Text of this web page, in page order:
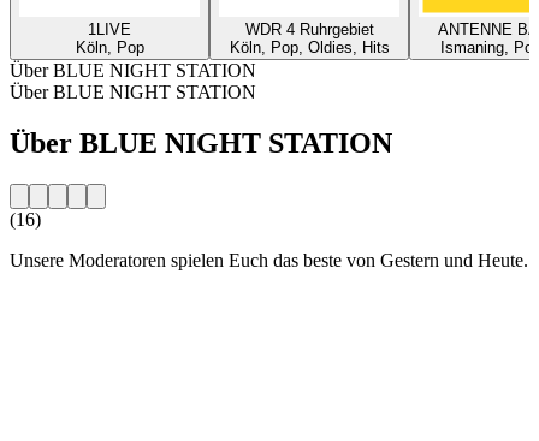
1LIVE
Köln, Pop
WDR 4 Ruhrgebiet
Köln, Pop, Oldies, Hits
ANTENNE
Ismaning,
Über BLUE NIGHT STATION
Über BLUE NIGHT STATION
Über BLUE NIGHT STATION
(16)
Unsere Moderatoren spielen Euch das beste von Gestern und Heute.